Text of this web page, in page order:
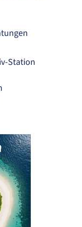
Station